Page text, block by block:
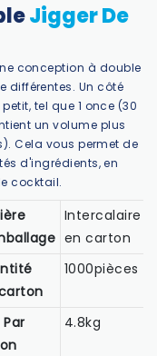
Jigger De
conception à double
différentes. Un côté
tel que 1 once (30
un volume plus
Cela vous permet de
d'ingrédients, en
cocktail.
Intercalaire
en carton
1000pièces
Par
4.8kg